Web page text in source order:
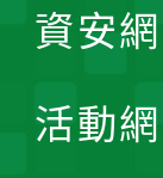
資安
活動